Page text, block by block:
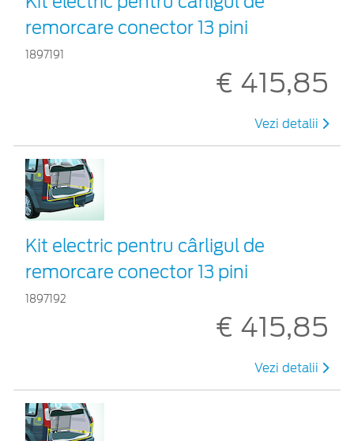
remorcare conector 13 pini
1897191
€ 415,85
Vezi detalii
Kit electric pentru cârligul de
remorcare conector 13 pini
1897192
€ 415,85
Vezi detalii